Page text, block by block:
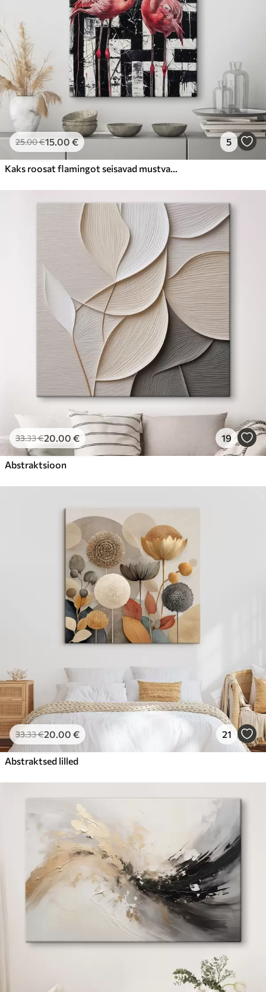
25.00€15.00 € 5
Kaks roosat flamingot seisavad mustvalge abstraktse taustakunsti maali ees
33.33€20.00 € 19
Abstraktsioon
33.33€20.00 € 21
Abstraktsed lilled